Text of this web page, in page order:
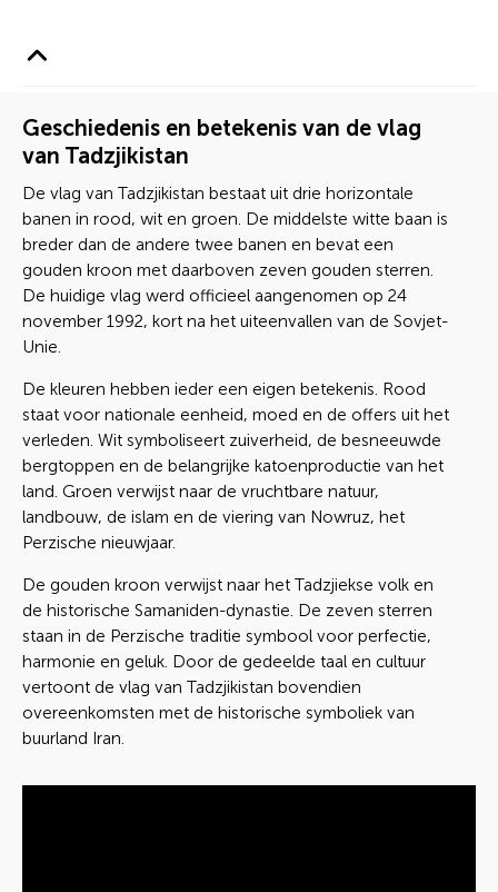
Geschiedenis en betekenis van de vlag
van Tadzjikistan
De vlag van Tadzjikistan bestaat uit drie horizontale
banen in rood, wit en groen. De middelste witte baan is
breder dan de andere twee banen en bevat een
gouden kroon met daarboven zeven gouden sterren.
De huidige vlag werd officieel aangenomen op 24
november 1992, kort na het uiteenvallen van de Sovjet-
Unie.
De kleuren hebben ieder een eigen betekenis. Rood
staat voor nationale eenheid, moed en de offers uit het
verleden. Wit symboliseert zuiverheid, de besneeuwde
bergtoppen en de belangrijke katoenproductie van het
land. Groen verwijst naar de vruchtbare natuur,
landbouw, de islam en de viering van Nowruz, het
Perzische nieuwjaar.
De gouden kroon verwijst naar het Tadzjiekse volk en
de historische Samaniden-dynastie. De zeven sterren
staan in de Perzische traditie symbool voor perfectie,
harmonie en geluk. Door de gedeelde taal en cultuur
vertoont de vlag van Tadzjikistan bovendien
overeenkomsten met de historische symboliek van
buurland Iran.